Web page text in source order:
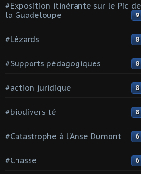
#Exposition itinérante sur le Pic de
la Guadeloupe
9
#Lézards 8
#Supports pédagogiques 8
#action juridique 8
#biodiversité 8
#Catastrophe à l'Anse Dumont 6
#Chasse 6